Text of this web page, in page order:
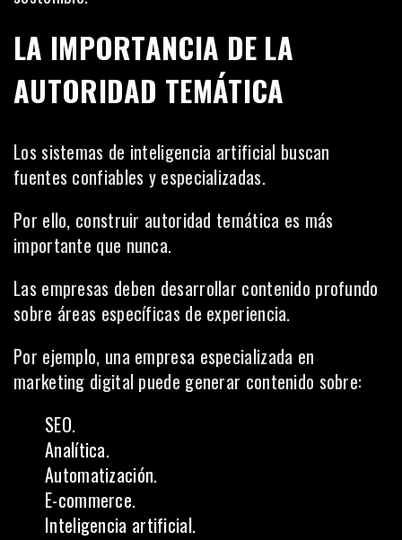
LA IMPORTANCIA DE LA
AUTORIDAD TEMÁTICA
Los sistemas de inteligencia artificial buscan
fuentes confiables y especializadas.
Por ello, construir autoridad temática es más
importante que nunca.
Las empresas deben desarrollar contenido profundo
sobre áreas específicas de experiencia.
Por ejemplo, una empresa especializada en
marketing digital puede generar contenido sobre:
SEO.
Analítica.
Automatización.
E-commerce.
Inteligencia artificial.